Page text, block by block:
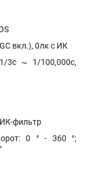
вкл.), 0лк с ИК
3с ~ 1/100,000с,
фильтр
0 ° - 360 °;